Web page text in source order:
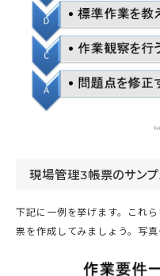
現場管理3帳票のサン
下記に一例を挙げます。これ
票を作成してみましょう。写